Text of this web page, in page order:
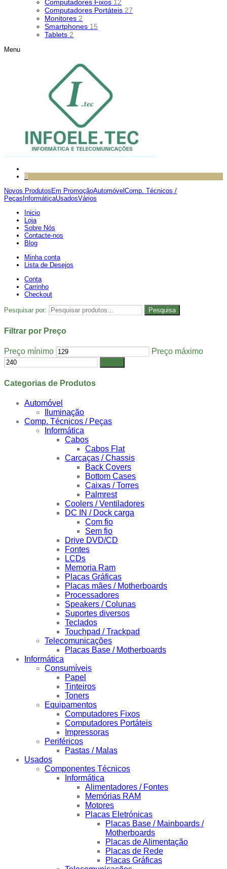
Computadores Fixos 12
Computadores Portáteis 27
Monitores 2
Smartphones 15
Tablets 2
Menu
0
Novos Produtos Em PromoçãoAutomóvel Comp. Técnicos /
Peças InformáticaUsadosVários
Inicio
Loja
Sobre Nós
Contacte-nos
Blog
Minha conta
Lista de Desejos
Conta
Carrinho
Checkout
Pesquisar por: Pesquisa
Filtrar por Preço
Preço mínimo Preço máximo
Categorias de Produtos
Automóvel
Iluminação
Comp. Técnicos / Peças
Informática
Cabos
Cabos Flat
Carcaças / Chassis
Back Covers
Bottom Cases
Caixas / Torres
Palmrest
Coolers / Ventiladores
DC IN / Dock carga
Com fio
Sem fio
Drive DVD/CD
Fontes
LCDs
Memoria Ram
Placas Gráficas
Placas mães / Motherboards
Processadores
Speakers / Colunas
Suportes diversos
Teclados
Touchpad / Trackpad
Telecomunicações
Placas Base / Motherboards
Informática
Consumíveis
Papel
Tinteiros
Toners
Equipamentos
Computadores Fixos
Computadores Portáteis
Impressoras
Periféricos
Pastas / Malas
Usados
Componentes Técnicos
Informática
Alimentadores / Fontes
Memórias RAM
Motores
Placas Eletrónicas
Placas Base / Mainboards /
Motherboards
Placas de Alimentação
Placas de Rede
Placas Gráficas